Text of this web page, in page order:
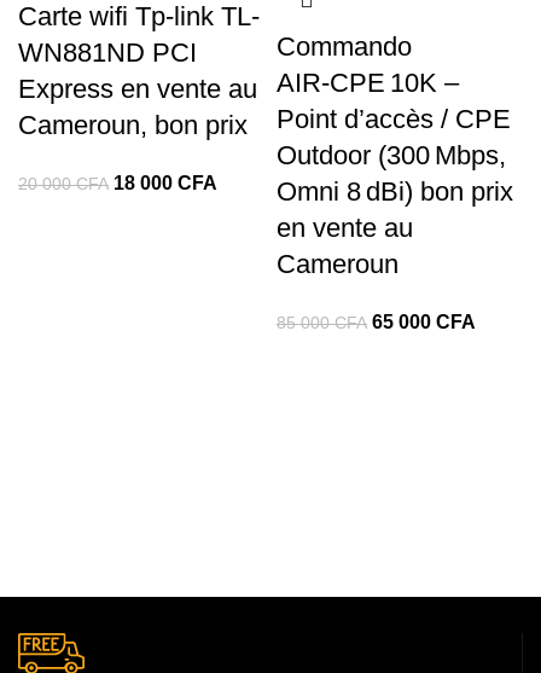
Carte wifi Tp-link TL-
WN881ND PCI
Express en vente au
Cameroun, bon prix
20 000CFA 18 000 CFA
Commando
AIR‑CPE 10K –
Point d’accès / CPE
Outdoor (300 Mbps,
Omni 8 dBi) bon prix
en vente au
Cameroun
85 000CFA 65 000 CFA